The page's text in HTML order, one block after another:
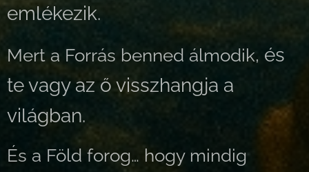
emlékezik.
Mert a Forrás benned álmodik, és
te vagy az ő visszhangja a
világban.
És a Föld forog… hogy mindig